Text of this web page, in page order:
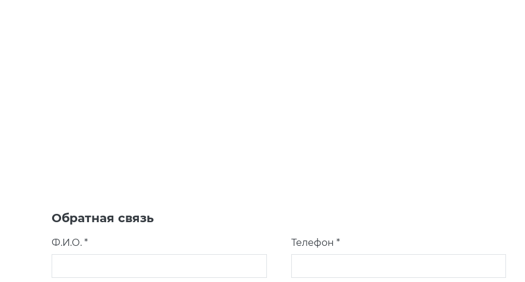
Обратная связь
Ф.И.О. * Телефон *